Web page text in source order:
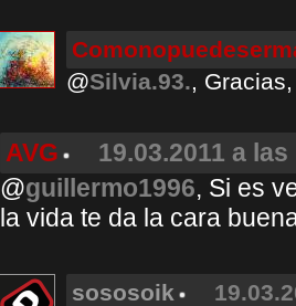
@Silvia.93.,
AVG
19.03.2011 a
@guillermo1996, Si es
la vida te da la cara
sososoik